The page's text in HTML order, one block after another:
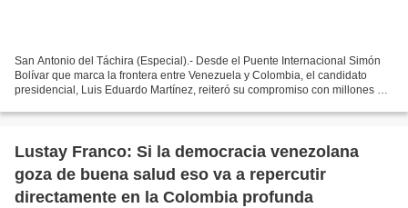
San Antonio del Táchira (Especial).- Desde el Puente Internacional Simón
Bolívar que marca la frontera entre Venezuela y Colombia, el candidato
presidencial, Luis Eduardo Martínez, reiteró su compromiso con millones de
Lustay Franco: Si la democracia venezolana
goza de buena salud eso va a repercutir
directamente en la Colombia profunda